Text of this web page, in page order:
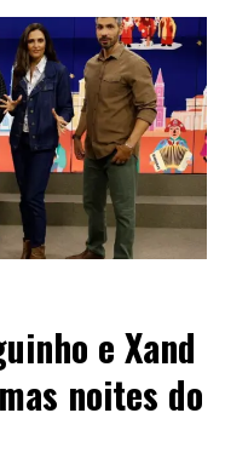
e Xand
noites do